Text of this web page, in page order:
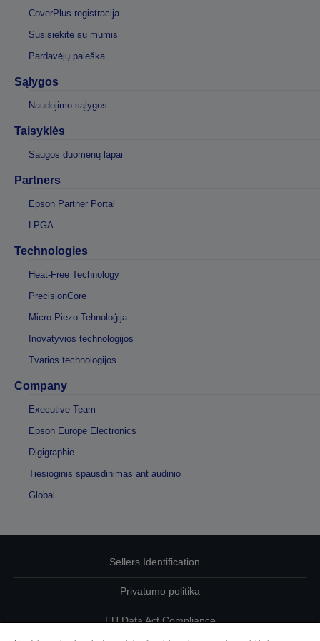
CoverPlus registracija
Susisiekite su mumis
Pardavėjų paieška
Sąlygos
Naudojimo sąlygos
Taisyklės
Saugos duomenų lapai
Partners
Epson Partner Portal
LPGA
Technologies
Heat-Free Technology
PrecisionCore
Micro Piezo Tehnoloģija
Inovatyvios technologijos
Tvarios technologijos
Company
Executive Team
Epson Europe Electronics
Digigraphie
Tiesioginis spausdinimas ant audinio
Global
Sellers Identification
Privatumo politika
EU Data Act Compliance